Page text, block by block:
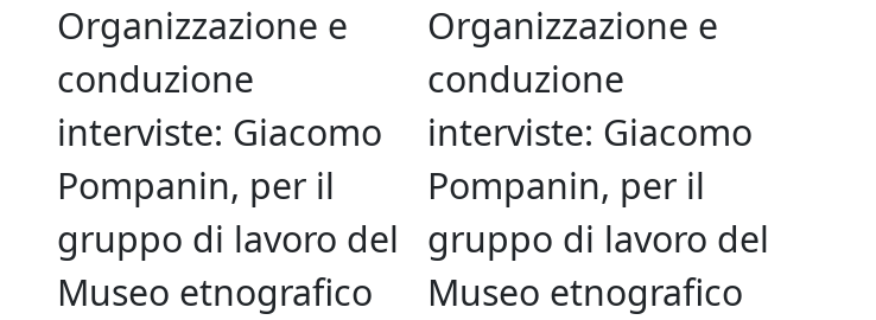
Organizzazione e
conduzione
interviste: Giacomo
Pompanin, per il
gruppo di lavoro del
Museo etnografico
Organizzazione e
conduzione
interviste: Giacomo
Pompanin, per il
gruppo di lavoro del
Museo etnografico